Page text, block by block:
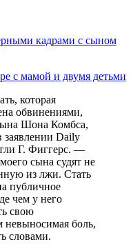
кадрами с сыном
с мамой и двумя детьми
которая
обвинениями,
Шона Комбса,
заявлении Daily
Г. Фиггерс. —
сына судят не
из лжи. Стать
публичное
чем у него
свою
боль,
словами.